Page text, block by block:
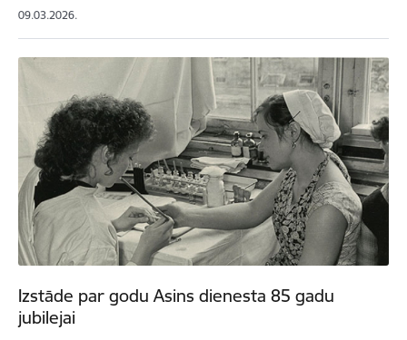
09.03.2026.
Izstāde par godu Asins dienesta 85 gadu
jubilejai